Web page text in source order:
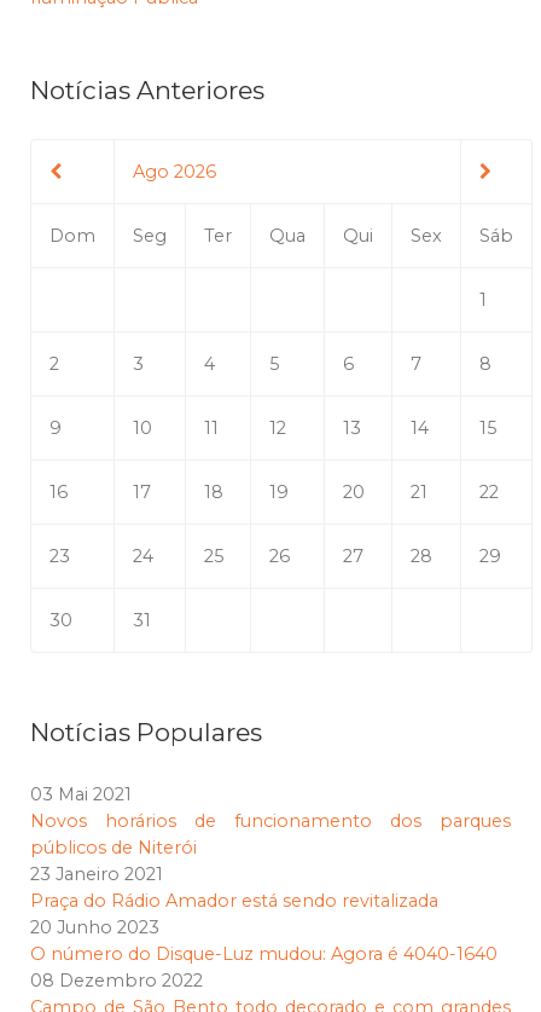
Notícias Anteriores
Ago 2026
Dom Seg Ter Qua Qui Sex Sáb
1
2 3 4 5 6 7 8
9 10 11 12 13 14 15
16 17 18 19 20 21 22
23 24 25 26 27 28 29
30 31
Notícias Populares
03 Mai 2021
Novos horários de funcionamento dos parques
públicos de Niterói
23 Janeiro 2021
Praça do Rádio Amador está sendo revitalizada
20 Junho 2023
O número do Disque-Luz mudou: Agora é 4040-1640
08 Dezembro 2022
Campo de São Bento todo decorado e com grandes